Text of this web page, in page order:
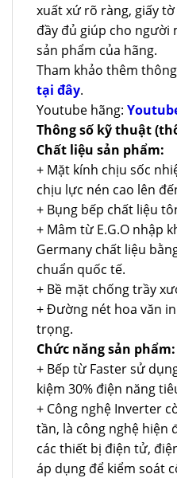
xuất xứ rõ ràng, giấy
đầy đủ giúp cho người
sản phẩm của hãng.
Tham khảo thêm
tại đây.
Youtube hãng:
Thông số kỹ thuật
Chất liệu sản phẩm:
+ Mặt kính chịu sốc
chịu lực nén cao lên
+ Bụng bếp chất liệu
+ Mâm từ E.G.O nhập
Germany chất liệu
chuẩn quốc tế.
+ Bề mặt chống trầy
+ Đường nét hoa văn
trọng.
Chức năng sản phẩm:
+ Bếp từ Faster sử
kiệm 30% điện năng
+ Công nghệ Inverter
tần, là công nghệ hiện
các thiết bị điện tử,
áp dụng để kiểm soát